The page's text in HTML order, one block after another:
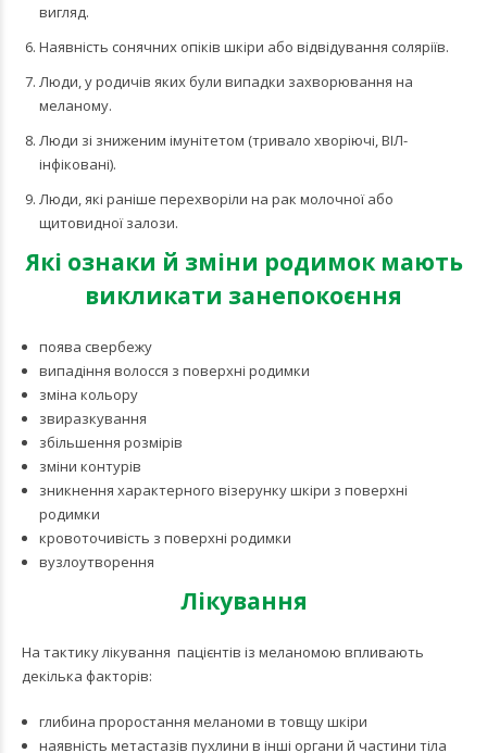
вигляд.
Наявність сонячних опіків шкіри або відвідування соляріїв.
Люди, у родичів яких були випадки захворювання на
меланому.
Люди зі зниженим імунітетом (тривало хворіючі, ВІЛ-
інфіковані).
Люди, які раніше перехворіли на рак молочної або
щитовидної залози.
Які ознаки й зміни родимок мають
викликати занепокоєння
поява свербежу
випадіння волосся з поверхні родимки
зміна кольору
звиразкування
збільшення розмірів
зміни контурів
зникнення характерного візерунку шкіри з поверхні
родимки
кровоточивість з поверхні родимки
вузлоутворення
Лікування
На тактику лікування пацієнтів із меланомою впливають
декілька факторів:
глибина проростання меланоми в товщу шкіри
наявність метастазів пухлини в інші органи й частини тіла